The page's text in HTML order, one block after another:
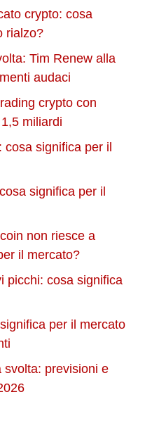
crypto: cosa
rialzo?
Tim Renew alla
audaci
crypto con
miliardi
cosa significa per il
significa per il
non riesce a
il mercato?
picchi: cosa significa
per il mercato
svolta: previsioni e